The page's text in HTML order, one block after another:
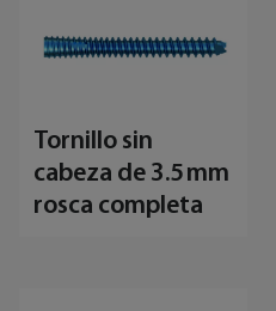
Tornillo sin
cabeza de 3.5 mm
rosca completa